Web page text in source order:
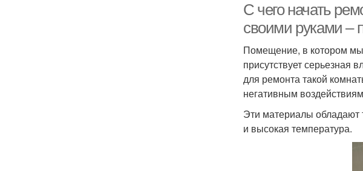
С чего начать
своими руками –
Помещение, в котором
присутствует серьезная
для ремонта такой
негативным
Эти материалы обладают
и высокая температура.